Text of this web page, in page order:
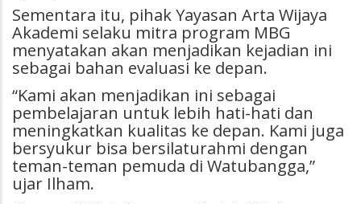
Sementara itu, pihak Yayasan Arta Wijaya
Akademi selaku mitra program MBG
menyatakan akan menjadikan kejadian ini
sebagai bahan evaluasi ke depan.
“Kami akan menjadikan ini sebagai
pembelajaran untuk lebih hati-hati dan
meningkatkan kualitas ke depan. Kami juga
bersyukur bisa bersilaturahmi dengan
teman-teman pemuda di Watubangga,”
ujar Ilham.